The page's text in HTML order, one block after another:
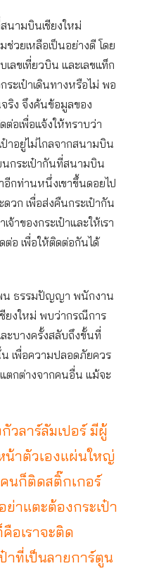
นามบินเชียงใหม่
วยเหลือเป็นอย่างดี โดย
เลขเที่ยวบิน และเลขแท็ก
ระเป๋าเดินทางหรือไม่ พอ
ริง จึงค้นข้อมูลของ
ต่อเพื่อแจ้งให้ทราบว่า
ป๋าอยู่ไม่ไกลจากสนามบิน
กระเป๋ากันที่สนามบิน
อีกท่านหนึ่งเขาขึ้นดอยไป
วก เพื่อส่งคืนกระเป๋ากัน
าของกระเป๋าและให้เรา
อ เพื่อให้ติดต่อกันได้
น ธรรมปัญญา พนักงาน
ชียงใหม่ พบว่ากรณีการ
ะบางครั้งสลับถึงขั้นที่
เพื่อความปลอดภัยควร
ตกต่างจากคนอื่น แม้จะ
วลาร์ลัมเปอร์ มีผู้
น้าตัวเองแผ่นใหญ่
นก็ติดสติ๊กเกอร์
ย่าแตะต้องกระเป๋า
อเราจะติด
าที่เป็นลายการ์ตูน